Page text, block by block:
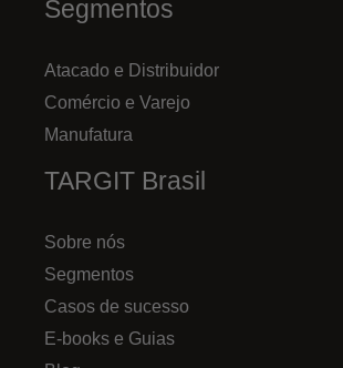
Segmentos
Atacado e Distribuidor
Comércio e Varejo
Manufatura
TARGIT Brasil
Sobre nós
Segmentos
Casos de sucesso
E-books e Guias